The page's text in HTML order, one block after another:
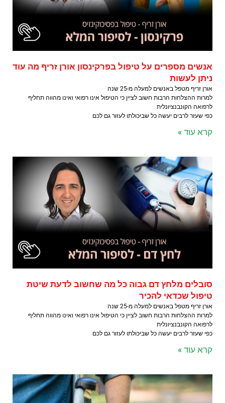
אנשים מספרים על טיפול בפרקינסון אורן זריף מה עוד
ניתן לעשות
אורן זריף מטפל באנשים למעלה מ-25 שנה
למרות ההצלחות הרבות חשוב לציין כי הטיפול אינו רפואי ואינו מהווה תחליף
לרפואה הקונבנציונלית
כפי שעזר לרבים יעשה כל שביכולתו לעזור גם לכם
קרא עוד »
סובלים מלחץ דם גבוה כל מה שחשוב לדעת שיטת
טיפול שכדאי להכיר
אורן זריף מטפל באנשים למעלה מ-25 שנה
למרות ההצלחות הרבות חשוב לציין כי הטיפול אינו רפואי ואינו מהווה תחליף
לרפואה הקונבנציונלית
כפי שעזר לרבים יעשה כל שביכולתו לעזור גם לכם
קרא עוד »